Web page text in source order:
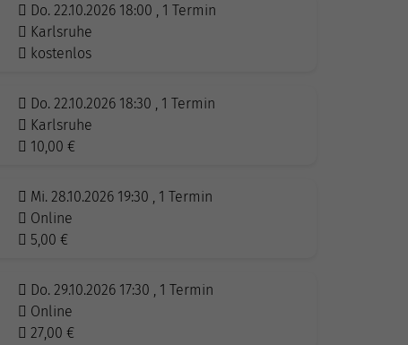
Do. 22.10.2026 18:00 , 1 Termin
Karlsruhe
kostenlos
Do. 22.10.2026 18:30 , 1 Termin
Karlsruhe
10,00 €
Mi. 28.10.2026 19:30 , 1 Termin
Online
5,00 €
Do. 29.10.2026 17:30 , 1 Termin
Online
27,00 €